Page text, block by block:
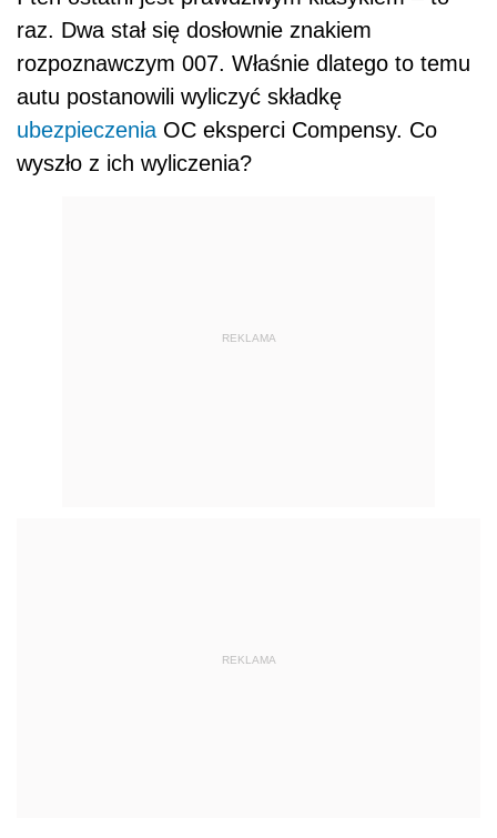
raz. Dwa stał się dosłownie znakiem
rozpoznawczym 007. Właśnie dlatego to temu
autu postanowili wyliczyć składkę
ubezpieczenia OC eksperci Compensy. Co
wyszło z ich wyliczenia?
REKLAMA
REKLAMA